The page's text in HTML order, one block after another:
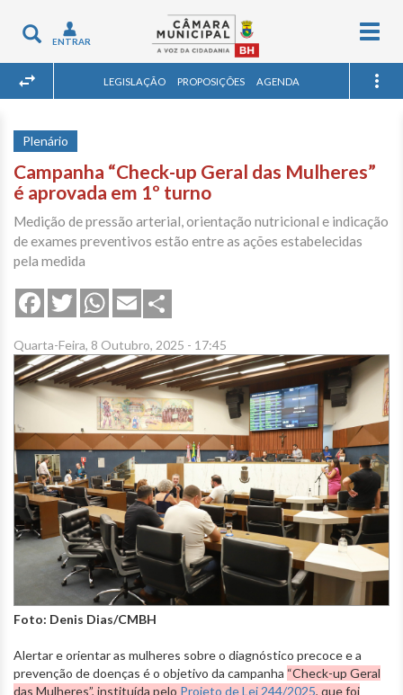
Toggle
navigation
ENTRAR
LEGISLAÇÃO PROPOSIÇÕES AGENDA
Plenário
Campanha “Check-up Geral das Mulheres”
é aprovada em 1º turno
Medição de pressão arterial, orientação nutricional e indicação
de exames preventivos estão entre as ações estabelecidas
pela medida
FacebookTwitterWhatsApp
Email
Quarta-Feira, 8 Outubro, 2025 - 17:45
Foto: Denis Dias/CMBH
Alertar e orientar as mulheres sobre o diagnóstico precoce e a
prevenção de doenças é o objetivo da campanha “Check-up Geral
das Mulheres”, instituída pelo Projeto de Lei 244/2025, que foi